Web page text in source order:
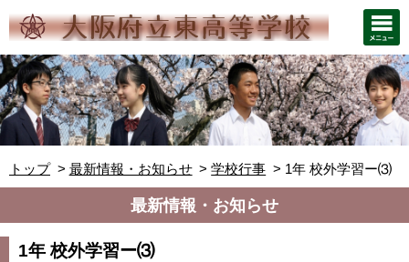
トップ 最新情報・お知らせ 学校行事 1年 校外学習ー⑶
最新情報・お知らせ
1年 校外学習ー⑶